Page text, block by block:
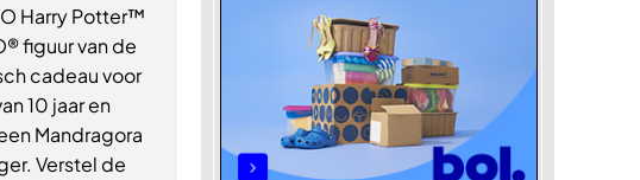
Harry Potter™
figuur van de
cadeau voor
10 jaar en
Mandragora
Verstel de